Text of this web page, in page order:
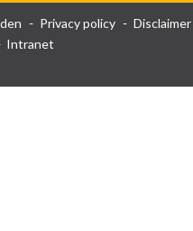
Privacy policy
Disclaimer
Intranet